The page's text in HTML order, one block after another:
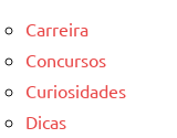
Carreira
Concursos
Curiosidades
Dicas